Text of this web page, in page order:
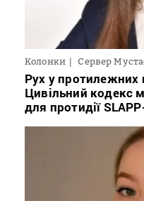
Колонки Сервер
Рух у протилежних
Цивільний кодекс
для протидії